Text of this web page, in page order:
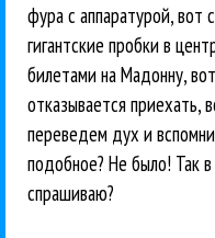
фура с аппаратурой, вот
гигантские пробки в
билетами на Мадонну,
отказывается приехать,
переведем дух и
подобное? Не было! Так
спрашиваю?